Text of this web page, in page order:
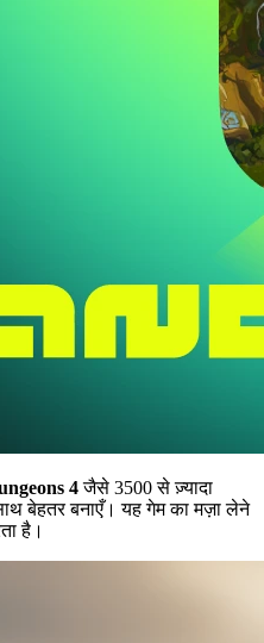
4जैसे 3500 से ज़्यादा
बेहतर बनाएँ। यह गेम का मज़ा लेने
है।